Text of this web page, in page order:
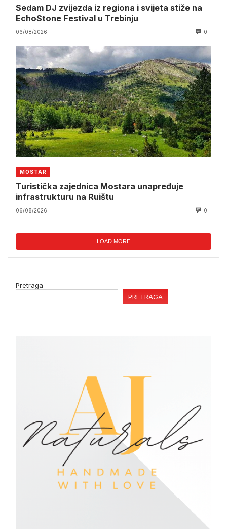
Sedam DJ zvijezda iz regiona i svijeta stiže na
EchoStone Festival u Trebinju
06/08/2026 0
MOSTAR
Turistička zajednica Mostara unapređuje
infrastrukturu na Ruištu
06/08/2026 0
LOAD MORE
Pretraga
PRETRAGA